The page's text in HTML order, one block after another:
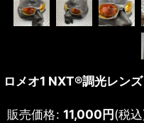
ロメオ1 NXT®調光レン
販売価格: 11,000円(税